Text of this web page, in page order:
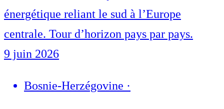
énergétique reliant le sud à l’Europe
centrale. Tour d’horizon pays par pays.
9 juin 2026
Bosnie-Herzégovine ·